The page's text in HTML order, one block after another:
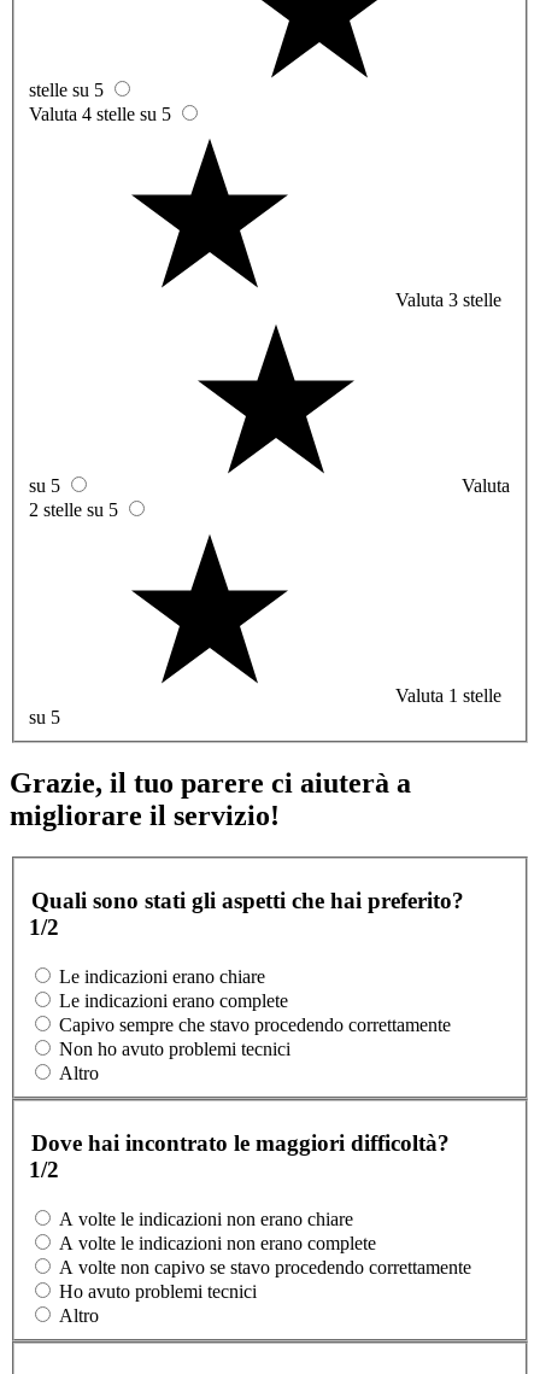
stelle su 5
Valuta 4 stelle su 5
Valuta 3 stelle
su 5
Valuta
2 stelle su 5
Valuta 1 stelle
su 5
Grazie, il tuo parere ci aiuterà a
migliorare il servizio!
Quali sono stati gli aspetti che hai preferito?
1/2
Le indicazioni erano chiare
Le indicazioni erano complete
Capivo sempre che stavo procedendo correttamente
Non ho avuto problemi tecnici
Altro
Dove hai incontrato le maggiori difficoltà?
1/2
A volte le indicazioni non erano chiare
A volte le indicazioni non erano complete
A volte non capivo se stavo procedendo correttamente
Ho avuto problemi tecnici
Altro